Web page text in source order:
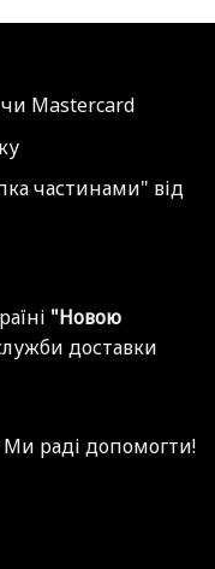
Mastercard
частинами" від
"Новою
доставки
Ми раді допомогти!